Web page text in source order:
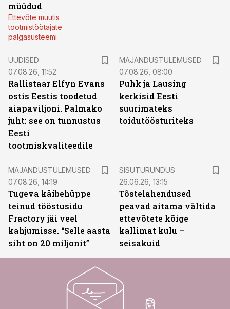
müüdud
Ettevõte muutis
tootmistöötajate
palgasüsteemi
UUDISED
07.08.26, 11:52
Rallistaar Elfyn Evans
ostis Eestis toodetud
aiapaviljoni. Palmako
juht: see on tunnustus
Eesti
tootmiskvaliteedile
MAJANDUSTULEMUSED
07.08.26, 08:00
Puhk ja Lausing
kerkisid Eesti
suurimateks
toidutöösturiteks
MAJANDUSTULEMUSED
07.08.26, 14:19
Tugeva käibehüppe
teinud tööstusidu
Fractory jäi veel
kahjumisse. “Selle aasta
siht on 20 miljonit”
SISUTURUNDUS
26.06.26, 13:15
Tõstelahendused
peavad aitama vältida
ettevõtete kõige
kallimat kulu –
seisakuid